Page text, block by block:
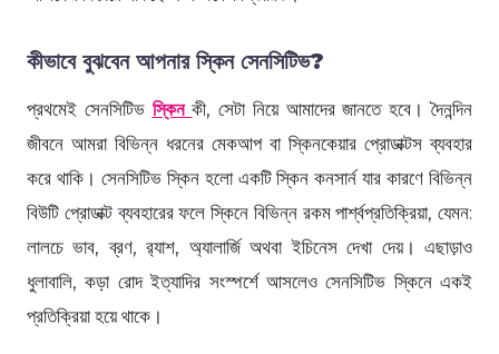
কীভাবে বুঝবেন আপনার স্কিন সেনসিটিভ?
প্রথমেই সেনসিটিভ স্কিন কী, সেটা নিয়ে আমাদের জানতে হবে। দৈনন্দিন
জীবনে আমরা বিভিন্ন ধরনের মেকআপ বা স্কিনকেয়ার প্রোডাক্টস ব্যবহার
করে থাকি। সেনসিটিভ স্কিন হলো একটি স্কিন কনসার্ন যার কারণে বিভিন্ন
বিউটি প্রোডাক্ট ব্যবহারের ফলে স্কিনে বিভিন্ন রকম পার্শ্বপ্রতিক্রিয়া, যেমন:
লালচে ভাব, ব্রণ, র‍্যাশ, অ্যালার্জি অথবা ইচিনেস দেখা দেয়। এছাড়াও
ধুলাবালি, কড়া রোদ ইত্যাদির সংস্পর্শে আসলেও সেনসিটিভ স্কিনে একই
প্রতিক্রিয়া হয়ে থাকে।